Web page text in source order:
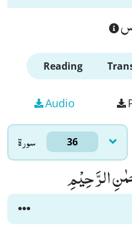
Reading
Audio
سورۃ 36
الرَّحِیْمِ